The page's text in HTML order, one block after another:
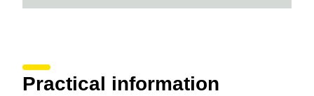
Practical information